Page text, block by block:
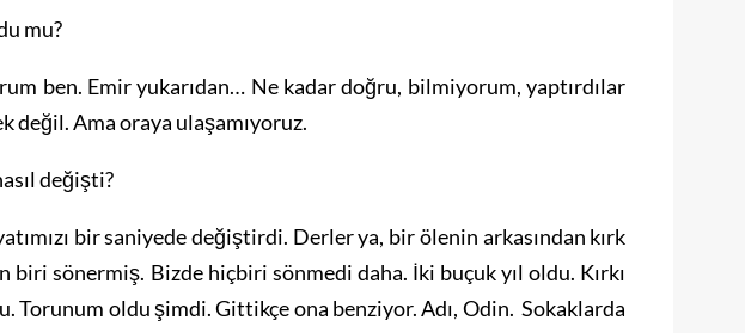
mu?
ben. Emir yukarıdan… Ne kadar doğru, bilmiyorum, yaptırdılar
değil. Ama oraya ulaşamıyoruz.
değişti?
bir saniyede değiştirdi. Derler ya, bir ölenin arkasından kırk
biri sönermiş. Bizde hiçbiri sönmedi daha. İki buçuk yıl oldu. Kırkı
Torunum oldu şimdi. Gittikçe ona benziyor. Adı, Odin. Sokaklarda